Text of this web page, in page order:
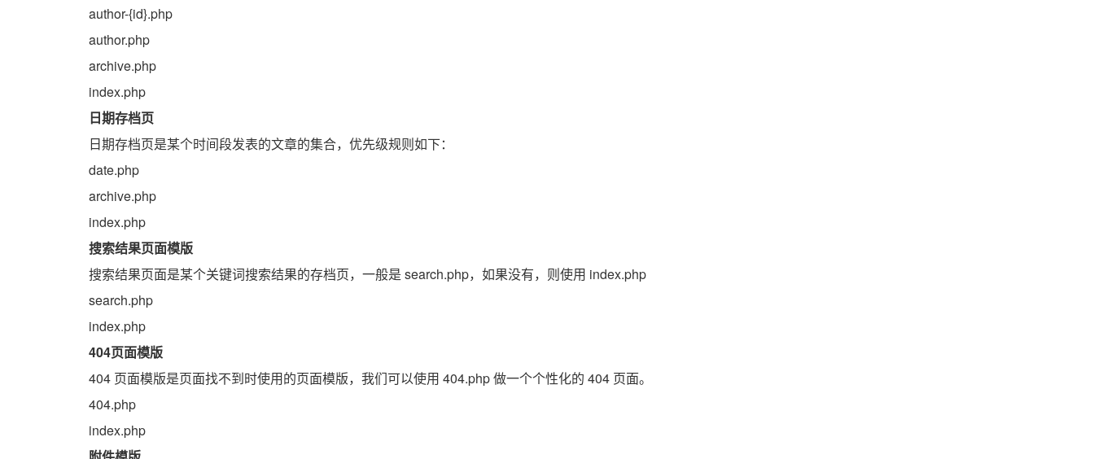
author-{id}.php
author.php
archive.php
index.php
日期存档页
日期存档页是某个时间段发表的文章的集合，优先级规则如下：
date.php
archive.php
index.php
搜索结果页面模版
搜索结果页面是某个关键词搜索结果的存档页，一般是 search.php，如果没有，则使用 index.php
search.php
index.php
404页面模版
404 页面模版是页面找不到时使用的页面模版，我们可以使用 404.php 做一个个性化的 404 页面。
404.php
index.php